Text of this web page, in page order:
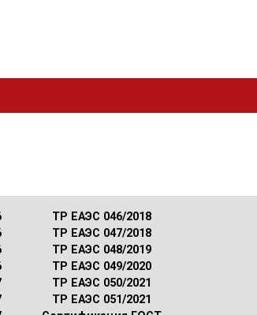
ТР ЕАЭС 046/2018
ТР ЕАЭС 047/2018
ТР ЕАЭС 048/2019
ТР ЕАЭС 049/2020
ТР ЕАЭС 050/2021
ТР ЕАЭС 051/2021